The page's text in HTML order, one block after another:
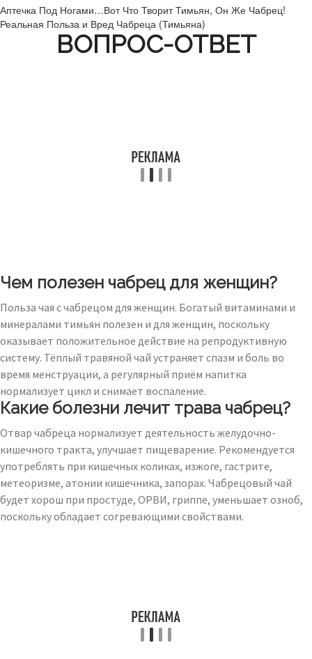
Аптечка Под Ногами…Вот Что Творит Тимьян, Он Же Чабрец!
Реальная Польза и Вред Чабреца (Тимьяна)
ВОПРОС-ОТВЕТ
Чем полезен чабрец для женщин?
Польза чая с чабрецом для женщин. Богатый витаминами и
минералами тимьян полезен и для женщин, поскольку
оказывает положительное действие на репродуктивную
систему. Тёплый травяной чай устраняет спазм и боль во
время менструации, а регулярный приём напитка
нормализует цикл и снимает воспаление.
Какие болезни лечит трава чабрец?
Отвар чабреца нормализует деятельность желудочно-
кишечного тракта, улучшает пищеварение. Рекомендуется
употреблять при кишечных коликах, изжоге, гастрите,
метеоризме, атонии кишечника, запорах. Чабрецовый чай
будет хорош при простуде, ОРВИ, гриппе, уменьшает озноб,
поскольку обладает согревающими свойствами.